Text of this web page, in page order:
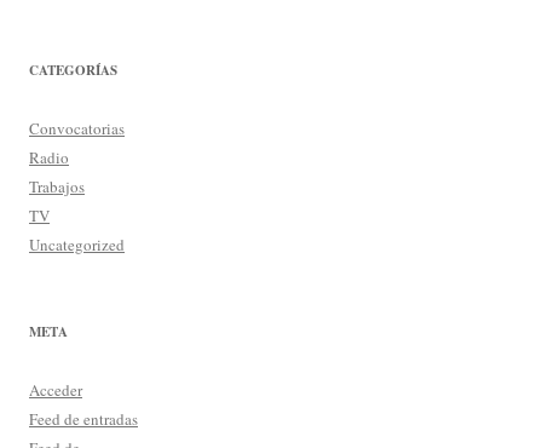
CATEGORÍAS
Convocatorias
Radio
Trabajos
TV
Uncategorized
META
Acceder
Feed de entradas